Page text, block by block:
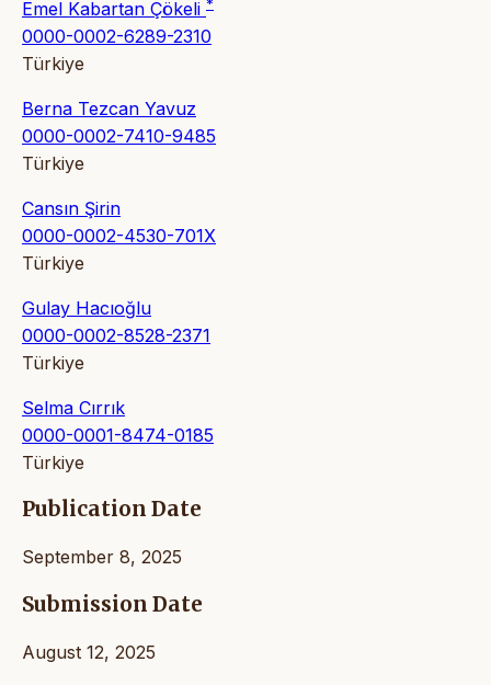
Emel Kabartan Çökeli
0000-0002-6289-2310
Türkiye
Berna Tezcan Yavuz
0000-0002-7410-9485
Türkiye
Cansın Şirin
0000-0002-4530-701X
Türkiye
Gulay Hacıoğlu
0000-0002-8528-2371
Türkiye
Selma Cırrık
0000-0001-8474-0185
Türkiye
Publication Date
September 8, 2025
Submission Date
August 12, 2025